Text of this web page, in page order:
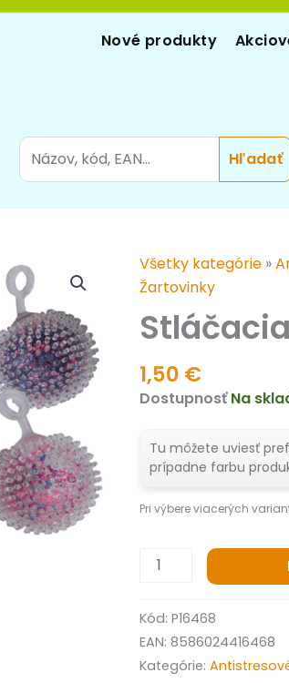
Nové produkty
Search
for:
Všetky kategórie »
Žartovinky
1,50 €
Dostupnosť Na
Pri výbere viacerých
množstvo
Stláčacia
loptička
Kód:P16468
EAN:8586024416468
Kategórie: